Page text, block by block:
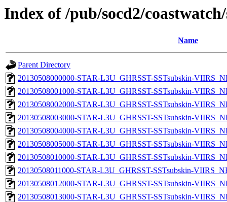
Index of /pub/socd2/
Name
Parent Directory
20130508000000-STAR-L3U_GHRSST-SSTsubskin-
20130508001000-STAR-L3U_GHRSST-SSTsubskin-
20130508002000-STAR-L3U_GHRSST-SSTsubskin-
20130508003000-STAR-L3U_GHRSST-SSTsubskin-
20130508004000-STAR-L3U_GHRSST-SSTsubskin-
20130508005000-STAR-L3U_GHRSST-SSTsubskin-
20130508010000-STAR-L3U_GHRSST-SSTsubskin-
20130508011000-STAR-L3U_GHRSST-SSTsubskin-
20130508012000-STAR-L3U_GHRSST-SSTsubskin-
20130508013000-STAR-L3U_GHRSST-SSTsubskin-